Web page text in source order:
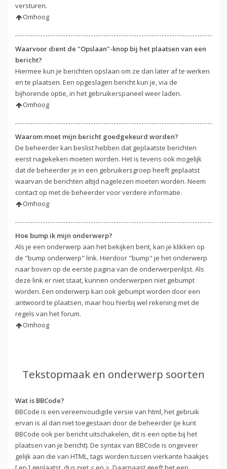
versturen.
Omhoog
Waarvoor dient de "Opslaan"-knop bij het plaatsen van een
bericht?
Hiermee kun je berichten opslaan om ze dan later af te werken
en te plaatsen. Een opgeslagen bericht kun je, via de
bijhorende optie, in het gebruikerspaneel weer laden.
Omhoog
Waarom moet mijn bericht goedgekeurd worden?
De beheerder kan beslist hebben dat geplaatste berichten
eerst nagekeken moeten worden. Het is tevens ook mogelijk
dat de beheerder je in een gebruikersgroep heeft geplaatst
waarvan de berichten altijd nagelezen moeten worden. Neem
contact op met de beheerder voor verdere informatie.
Omhoog
Hoe bump ik mijn onderwerp?
Als je een onderwerp aan het bekijken bent, kan je klikken op
de "bump onderwerp" link. Hierdoor "bump" je het onderwerp
naar boven op de eerste pagina van de onderwerpenlijst. Als
deze link er niet staat, kunnen onderwerpen niet gebumpt
worden. Een onderwerp kan ook gebumpt worden door een
antwoord te plaatsen, maar hou hierbij wel rekening met de
regels van het forum.
Omhoog
Tekstopmaak en onderwerp soorten
Wat is BBCode?
BBCode is een vereenvoudigde versie van html, het gebruik
ervan is al dan niet toegestaan door de beheerder (je kunt
BBCode ook per bericht uitschakelen, dit is een optie bij het
plaatsen van je bericht). De syntax van BBCode is ongeveer
gelijk aan die van HTML, tags worden tussen vierkante haakjes